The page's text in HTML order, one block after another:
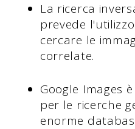
La ricerca
prevede
cercare le
correlate.
Google Images
per le ricerche
enorme